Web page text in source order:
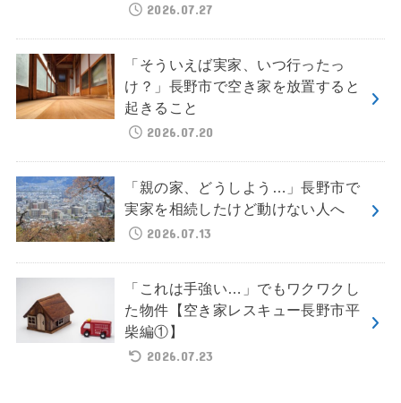
2026.07.27
「そういえば実家、いつ行ったっ
け？」長野市で空き家を放置すると
起きること
2026.07.20
「親の家、どうしよう…」長野市で
実家を相続したけど動けない人へ
2026.07.13
「これは手強い…」でもワクワクし
た物件【空き家レスキュー長野市平
柴編①】
2026.07.23